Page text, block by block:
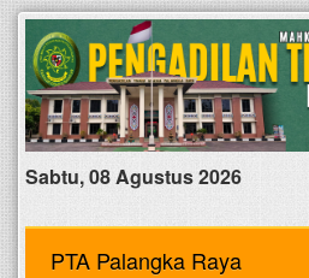
Sabtu, 08 Agustus 2026
PTA Palangka Raya